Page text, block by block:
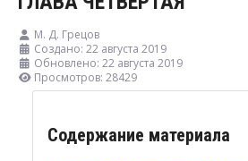
М. Д. Грецов
Создано: 22 августа 2019
Обновлено: 22 августа 2019
Просмотров: 28429
Содержание материала